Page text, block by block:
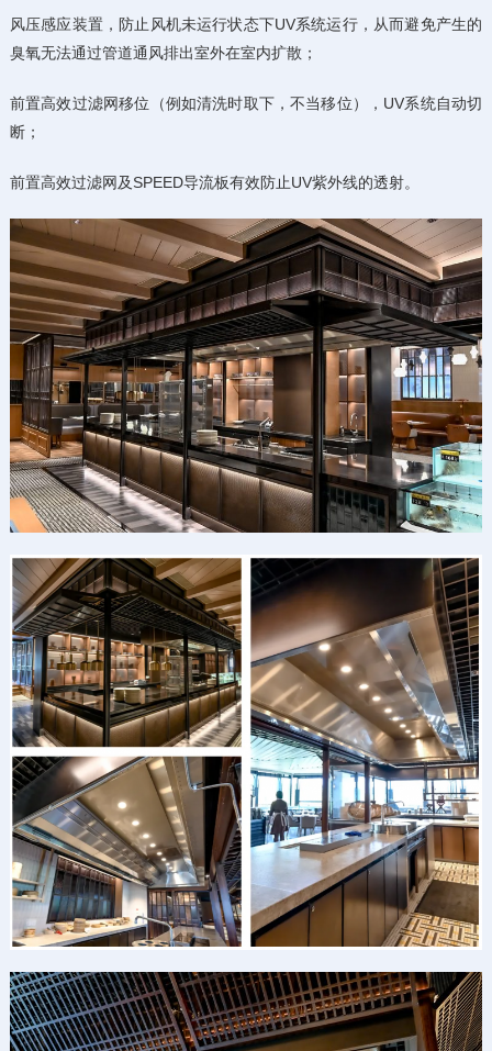
风压感应装置，防止风机未运行状态下UV系统运行，从而避免产生的
臭氧无法通过管道通风排出室外在室内扩散；
前置高效过滤网移位（例如清洗时取下，不当移位），UV系统自动切
断；
前置高效过滤网及SPEED导流板有效防止UV紫外线的透射。